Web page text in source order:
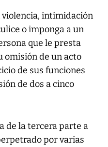
violencia, intimidación
o imponga a un
que le presta
omisión de un acto
de sus funciones
de dos a cinco
de la tercera parte a
por varias